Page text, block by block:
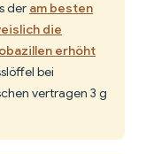
der am besten
die
erhöht
bei
vertragen 3 g